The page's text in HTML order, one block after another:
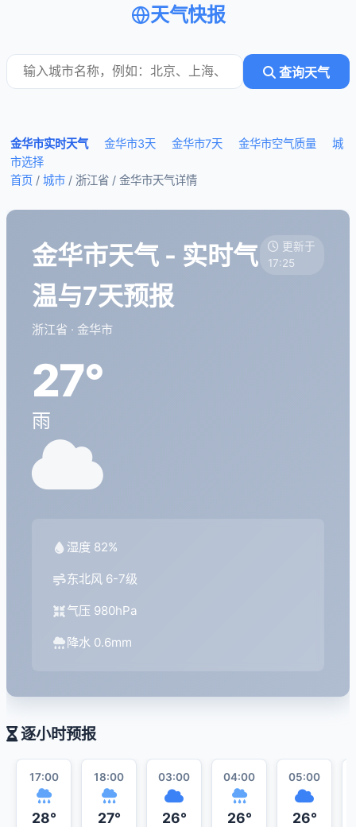
天气快报
查询天气
金华市实时天气 金华市3天 金华市7天 金华市空气质量
城
市选择
首页 / 城市 / 浙江省 / 金华市天气详情
金华市天气 - 实时气
温与7天预报
浙江省 · 金华市
更新于
17:25
27°
雨
湿度 82%
东北风 6-7级
气压 980hPa
降水 0.6mm
逐小时预报
17:00
28°
18:00
27°
03:00
26°
04:00
26°
05:00
26°